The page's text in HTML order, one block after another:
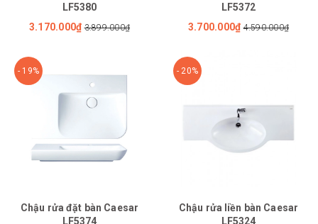
LF5380
3.170.000₫ 3.899.000₫
LF5372
3.700.000₫ 4.590.000₫
- 19%
Chậu rửa đặt bàn Caesar
LF5374
- 20%
Chậu rửa liền bàn Caesar
LF5324